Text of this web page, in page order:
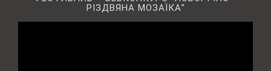
РІЗДВЯНА МОЗАЇКА”